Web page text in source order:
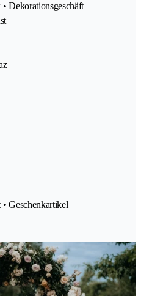
Dekorationsgeschäft
Geschenkartikel